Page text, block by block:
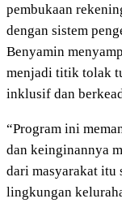
pembukaan
dengan sistem
Benyamin
menjadi titik tolak
inklusif dan
“Program ini
dan keinginannya
dari masyarakat itu
lingkungan